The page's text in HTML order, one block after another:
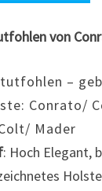
von
–
Conrato/
Mader
: Hoch Elegant,